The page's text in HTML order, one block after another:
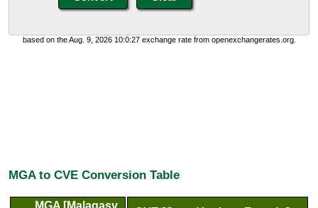
based on the Aug. 9, 2026 10:0:27 exchange rate from openexchangerates.org.
MGA to CVE Conversion Table
MGA [Malagasy